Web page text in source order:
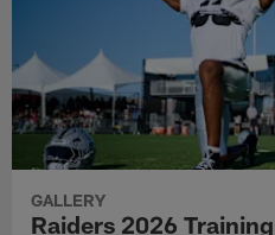
GALLERY
Raiders 2026